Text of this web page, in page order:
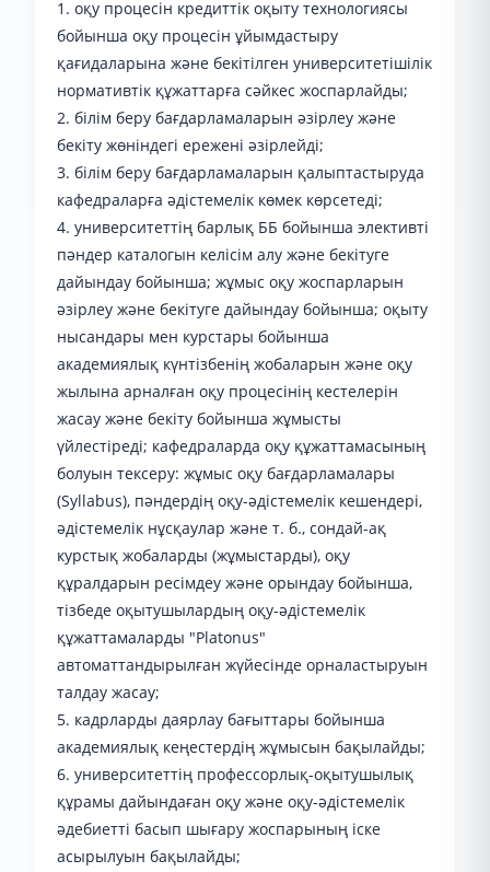
1. оқу процесін кредиттік оқыту технологиясы
бойынша оқу процесін ұйымдастыру
қағидаларына және бекітілген университетішілік
нормативтік құжаттарға сәйкес жоспарлайды;
2. білім беру бағдарламаларын әзірлеу және
бекіту жөніндегі ережені әзірлейді;
3. білім беру бағдарламаларын қалыптастыруда
кафедраларға әдістемелік көмек көрсетеді;
4. университеттің барлық ББ бойынша элективті
пәндер каталогын келісім алу және бекітуге
дайындау бойынша; жұмыс оқу жоспарларын
әзірлеу және бекітуге дайындау бойынша; оқыту
нысандары мен курстары бойынша
академиялық күнтізбенің жобаларын және оқу
жылына арналған оқу процесінің кестелерін
жасау және бекіту бойынша жұмысты
үйлестіреді; кафедраларда оқу құжаттамасының
болуын тексеру: жұмыс оқу бағдарламалары
(Syllabus), пәндердің оқу-әдістемелік кешендері,
әдістемелік нұсқаулар және т. б., сондай-ақ
курстық жобаларды (жұмыстарды), оқу
құралдарын ресімдеу және орындау бойынша,
тізбеде оқытушылардың оқу-әдістемелік
құжаттамаларды "Platonus"
автоматтандырылған жүйесінде орналастыруын
талдау жасау;
5. кадрларды даярлау бағыттары бойынша
академиялық кеңестердің жұмысын бақылайды;
6. университеттің профессорлық-оқытушылық
құрамы дайындаған оқу және оқу-әдістемелік
әдебиетті басып шығару жоспарының іске
асырылуын бақылайды;